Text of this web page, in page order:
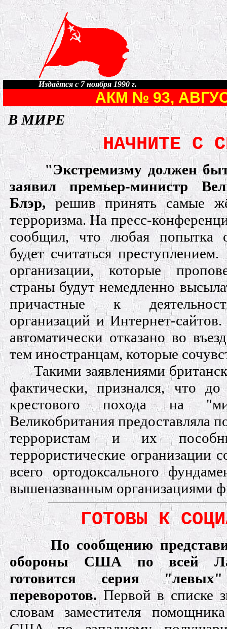
Издаётся с 7 ноября 1990 г.
АКМ № 93,
В МИРЕ
НАЧНИТЕ С
"Экстремизму должен
заявил премьер-министр
Блэр,решив принять самые
терроризма. На пресс-
сообщил, что любая попытка
будет считаться
организации, которые
страны будут немедленно
причастные к
организаций и Интернет-
автоматически отказано во
тем иностранцам, которые
Такими заявлениями
фактически, признался, что до
крестового похода на
Великобритания предоставляла
террористам и их
террористические огранизации
всего ортодоксального
вышеназванным организациями
ГОТОВЫ К
По сообщению
обороны США по всей
готовится серия "левых"
переворотов.Первой в списке
словам заместителя